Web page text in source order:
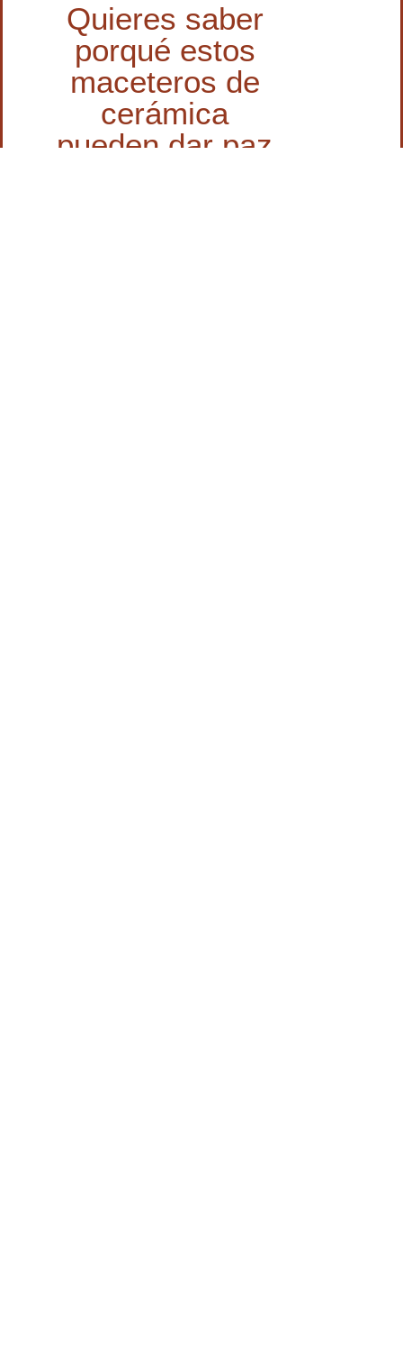
Quieres saber
porqué estos
maceteros de
cerámica
pueden dar paz